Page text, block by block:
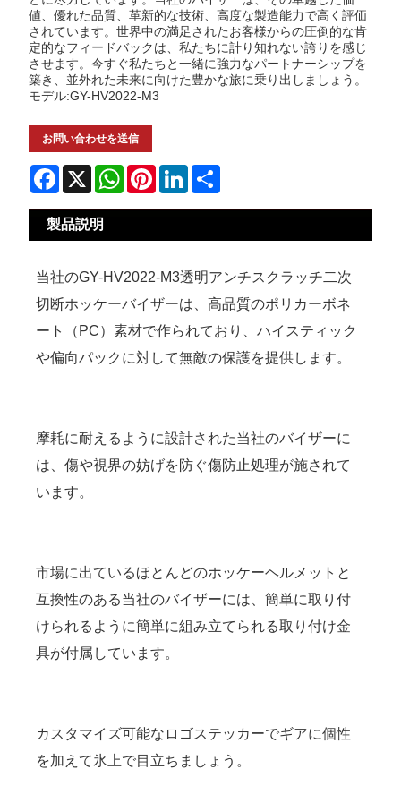
値、優れた品質、革新的な技術、高度な製造能力で高く評価
されています。世界中の満足されたお客様からの圧倒的な肯
定的なフィードバックは、私たちに計り知れない誇りを感じ
させます。今すぐ私たちと一緒に強力なパートナーシップを
築き、並外れた未来に向けた豊かな旅に乗り出しましょう。
モデル:GY-HV2022-M3
お問い合わせを送信
Facebook
X WhatsAppPinterestLinkedIn
製品説明
当社のGY-HV2022-M3透明アンチスクラッチ二次
切断ホッケーバイザーは、高品質のポリカーボネ
ート（PC）素材で作られており、ハイスティック
や偏向パックに対して無敵の保護を提供します。
摩耗に耐えるように設計された当社のバイザーに
は、傷や視界の妨げを防ぐ傷防止処理が施されて
います。
市場に出ているほとんどのホッケーヘルメットと
互換性のある当社のバイザーには、簡単に取り付
けられるように簡単に組み立てられる取り付け金
具が付属しています。
カスタマイズ可能なロゴステッカーでギアに個性
を加えて氷上で目立ちましょう。